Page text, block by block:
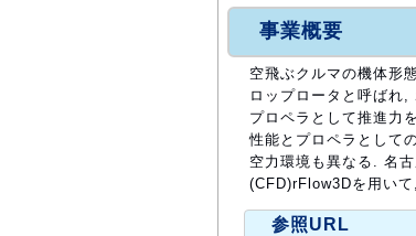
事業概要
空飛ぶクルマの機体形
ロップロータと呼ばれ
プロペラとして推進力
性能とプロペラとして
空力環境も異なる. 名
(CFD)rFlow3Dを用い
参照URL